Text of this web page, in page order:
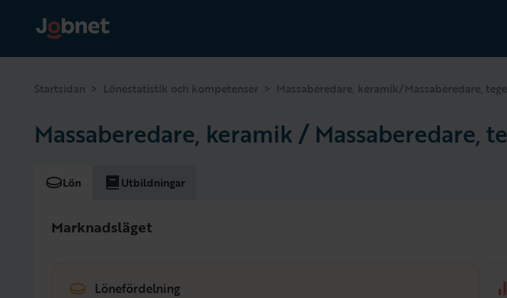
Startsidan > Lönestatistik och kompetenser > Massaberedare, keramik/Massaberedare,
Massaberedare, keramik / Massaberedare,
Lön Utbildningar
Marknadsläget
Lönefördelning